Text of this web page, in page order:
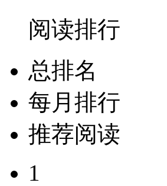
阅读排行
总排名
每月排行
推荐阅读
1